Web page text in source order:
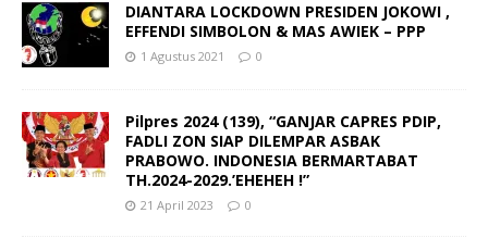
DIANTARA LOCKDOWN PRESIDEN JOKOWI ,
EFFENDI SIMBOLON & MAS AWIEK – PPP
1 Agustus 2021 0
Pilpres 2024 (139), “GANJAR CAPRES PDIP,
FADLI ZON SIAP DILEMPAR ASBAK
PRABOWO. INDONESIA BERMARTABAT
TH.2024-2029.’EHEHEH !”
21 April 2023 0